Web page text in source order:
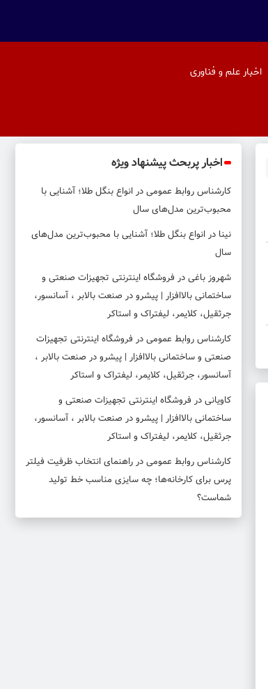
اخبار علم و فناوری
اخبار پربحث پیشنهاد ویژه
کارشناس روابط عمومیدر انواع بنگل طلا؛ آشنایی با
محبوب‌ترین مدل‌های سال
نینا در انواع بنگل طلا؛ آشنایی با محبوب‌ترین مدل‌های
سال
شهروز باغیدر فروشگاه اینترنتی تجهیزات صنعتی و
ساختمانی بالاافزار | پیشرو در صنعت بالابر ، آسانسور،
جرثقیل، کلایمر، لیفتراک و استاکر
کارشناس روابط عمومیدر فروشگاه اینترنتی تجهیزات
صنعتی و ساختمانی بالاافزار | پیشرو در صنعت بالابر ،
آسانسور، جرثقیل، کلایمر، لیفتراک و استاکر
کاویانیدر فروشگاه اینترنتی تجهیزات صنعتی و
ساختمانی بالاافزار | پیشرو در صنعت بالابر ، آسانسور،
جرثقیل، کلایمر، لیفتراک و استاکر
کارشناس روابط عمومیدر راهنمای انتخاب ظرفیت فیلتر
پرس برای کارخانه‌ها؛ چه سایزی مناسب خط تولید
شماست؟